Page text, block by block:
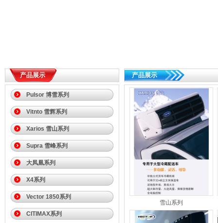
产品展示
Pulsor 博雪系列
Vitnto 雪辉系列
Xarios 雪山系列
Supra 雪峰系列
大凤凰系列
X4系列
Vector 1850系列
CITIMAX系列
产品展示
雪山系列